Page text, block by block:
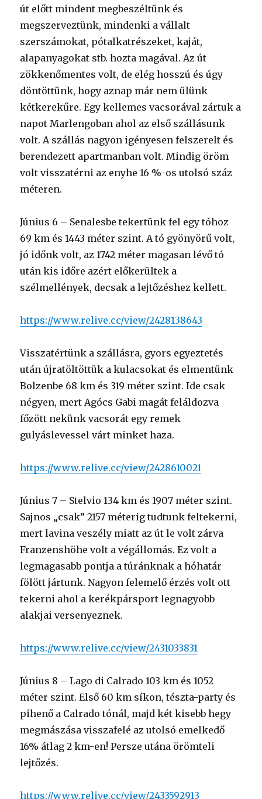
út előtt mindent megbeszéltünk és
megszerveztünk, mindenki a vállalt
szerszámokat, pótalkatrészeket, kaját,
alapanyagokat stb. hozta magával. Az út
zökkenőmentes volt, de elég hosszú és úgy
döntöttünk, hogy aznap már nem ülünk
kétkerekűre. Egy kellemes vacsorával zártuk a
napot Marlengoban ahol az első szállásunk
volt. A szállás nagyon igényesen felszerelt és
berendezett apartmanban volt. Mindig öröm
volt visszatérni az enyhe 16 %-os utolsó száz
méteren.
Június 6 – Senalesbe tekertünk fel egy tóhoz
69 km és 1443 méter szint. A tó gyönyörű volt,
jó időnk volt, az 1742 méter magasan lévő tó
után kis időre azért előkerültek a
szélmellények, decsak a lejtőzéshez kellett.
https://www.relive.cc/view/2428138643
Visszatértünk a szállásra, gyors egyeztetés
után újratöltöttük a kulacsokat és elmentünk
Bolzenbe 68 km és 319 méter szint. Ide csak
négyen, mert Agócs Gabi magát feláldozva
főzött nekünk vacsorát egy remek
gulyáslevessel várt minket haza.
https://www.relive.cc/view/2428610021
Június 7 – Stelvio 134 km és 1907 méter szint.
Sajnos „csak” 2157 méterig tudtunk feltekerni,
mert lavina veszély miatt az út le volt zárva
Franzenshöhe volt a végállomás. Ez volt a
legmagasabb pontja a túránknak a hóhatár
fölött jártunk. Nagyon felemelő érzés volt ott
tekerni ahol a kerékpársport legnagyobb
alakjai versenyeznek.
https://www.relive.cc/view/2431033831
Június 8 – Lago di Calrado 103 km és 1052
méter szint. Első 60 km síkon, tészta-party és
pihenő a Calrado tónál, majd két kisebb hegy
megmászása visszafelé az utolsó emelkedő
16% átlag 2 km-en! Persze utána örömteli
lejtőzés.
https://www.relive.cc/view/2433592913